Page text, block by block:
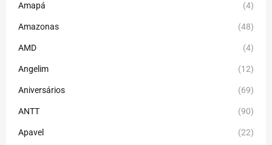
Amapá (4)
Amazonas (48)
AMD (4)
Angelim (12)
Aniversários (69)
ANTT (90)
Apavel (22)